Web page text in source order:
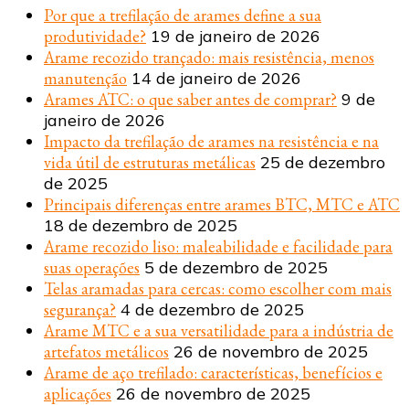
Por que a trefilação de arames define a sua
produtividade? 19 de janeiro de 2026
Arame recozido trançado: mais resistência, menos
manutenção 14 de janeiro de 2026
Arames ATC: o que saber antes de comprar? 9 de
janeiro de 2026
Impacto da trefilação de arames na resistência e na
vida útil de estruturas metálicas 25 de dezembro
de 2025
Principais diferenças entre arames BTC, MTC e ATC
18 de dezembro de 2025
Arame recozido liso: maleabilidade e facilidade para
suas operações 5 de dezembro de 2025
Telas aramadas para cercas: como escolher com mais
segurança? 4 de dezembro de 2025
Arame MTC e a sua versatilidade para a indústria de
artefatos metálicos 26 de novembro de 2025
Arame de aço trefilado: características, benefícios e
aplicações 26 de novembro de 2025